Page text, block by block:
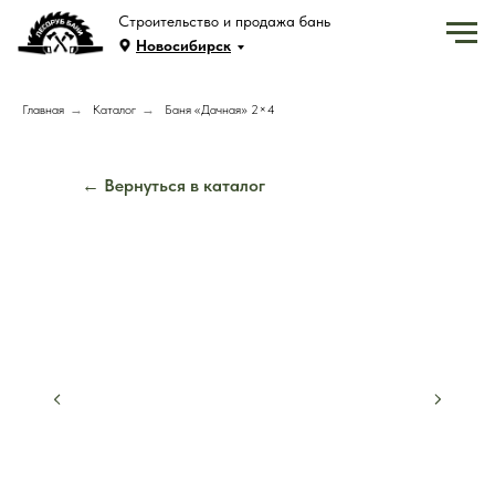
Строительство и продажа бань
Новосибирск
Главная → Каталог → Баня «Дачная» 2×4
← Вернуться в каталог